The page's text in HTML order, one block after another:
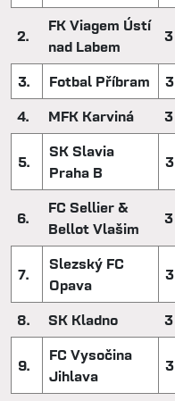
2.
FK Viagem Ústí
nad Labem
3
3. Fotbal Příbram 3
4.
MFK Karviná 3
5.
SK Slavia
Praha B
3
6.
FC Sellier &
Bellot Vlašim
3
7.
Slezský FC
Opava
3
8. SK Kladno 3
9.
FC Vysočina
Jihlava
3